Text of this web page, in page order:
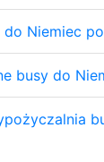
Niemiec
busy do